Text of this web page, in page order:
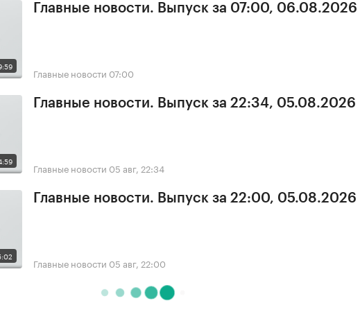
Главные новости. Выпуск за 07:00, 06.08.2026
Главные новости 07:00
Главные новости. Выпуск за 22:34, 05.08.2026
Главные новости 05 авг, 22:34
Главные новости. Выпуск за 22:00, 05.08.2026
Главные новости 05 авг, 22:00